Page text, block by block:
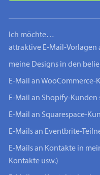
Ich möchte…
attraktive E-Mail-Vorlagen
meine Designs in den
E-Mail an WooCommerce-
E-Mail an Shopify-Kunden
E-Mail an Squarespace-
E-Mails an Eventbrite-
E-Mails an Kontakte in
Kontakte usw.)